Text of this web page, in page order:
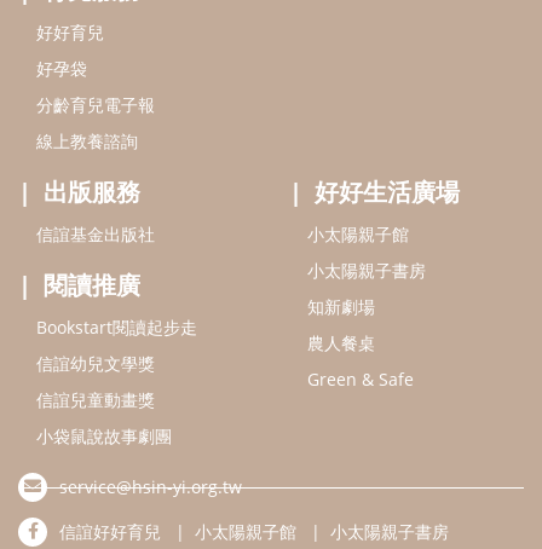
Bookstart閱讀起步走
信誼幼兒文學獎
信誼兒童動畫獎
小袋鼠說故事劇團
service@hsin-yi.org.tw
信誼好好育兒
小太陽親子書房
(02)2396-5305轉2345 (週一～週五 9:00～18:00)
認識信誼 合作洽談 智慧財產權聲明
本網站建議使用IE9(含以上)或 Google Chrome 版本瀏覽器
信誼基金會/上誼文化實業股份有限公司 版權所有 ©